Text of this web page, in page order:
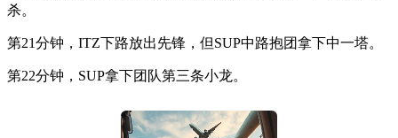
杀。
第21分钟，ITZ下路放出先锋，但SUP中路抱团拿下中一塔。
第22分钟，SUP拿下团队第三条小龙。